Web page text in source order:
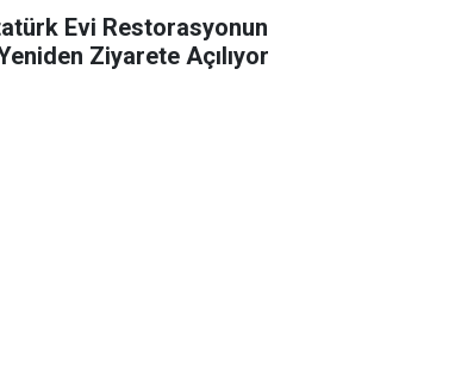
Evi Restorasyonun
Ziyarete Açılıyor